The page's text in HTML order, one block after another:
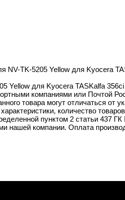
NV-TK-5205 Yellow для Kyocera
Yellow для Kyocera TASKalfa
компаниями или Почтой
товара могут отличаться от
количество
пунктом 2 статьи 437
нашей компании. Оплата